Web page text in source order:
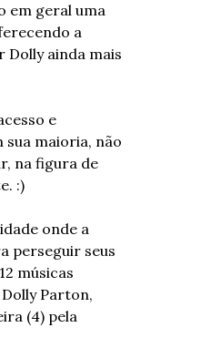
em geral uma
a
ainda mais
e
sua maioria, não
na figura de
:)
onde a
perseguir seus
músicas
Parton,
(4) pela